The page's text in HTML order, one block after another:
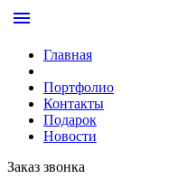
menu
Главная
Портфолио
Контакты
Подарок
Новости
Заказ звонка